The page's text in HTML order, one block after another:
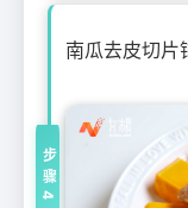
南瓜去皮切片
步骤4